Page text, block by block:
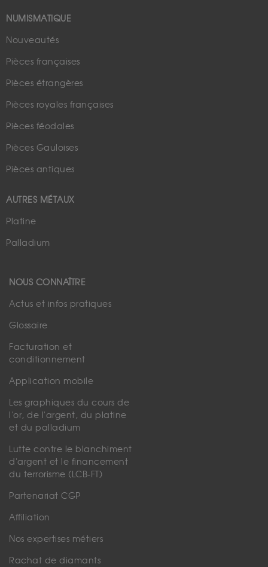
NUMISMATIQUE
Nouveautés
Pièces françaises
Pièces étrangères
Pièces royales françaises
Pièces féodales
Pièces Gauloises
Pièces antiques
AUTRES MÉTAUX
Platine
Palladium
NOUS CONNAÎTRE
Actus et infos pratiques
Glossaire
Facturation et
conditionnement
Application mobile
Les graphiques du cours de
l'or, de l'argent, du platine
et du palladium
Lutte contre le blanchiment
d'argent et le financement
du terrorisme (LCB-FT)
Partenariat CGP
Affiliation
Nos expertises métiers
Rachat de diamants